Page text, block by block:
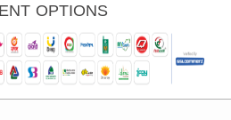
OPTIONS